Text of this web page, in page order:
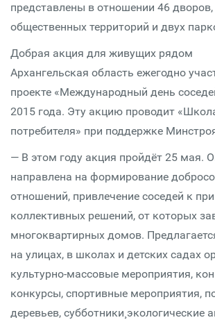
представлены в отношении 46 дворов,
общественных территорий и двух
Добрая акция для живущих рядом
Архангельская область ежегодно
проекте «Международный день
2015 года. Эту акцию проводит
потребителя» при поддержке
— В этом году акция пройдёт 25 мая.
направлена на формирование
отношений, привлечение соседей к
коллективных решений, от которых
многоквартирных домов.
на улицах, в школах и детских садах
культурно-массовые мероприятия,
конкурсы, спортивные мероприятия,
деревьев, субботники¸ экологические